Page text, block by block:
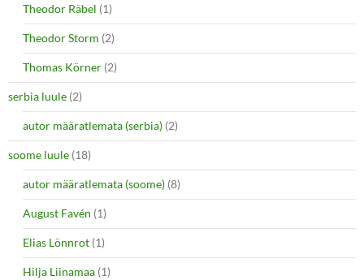
Theodor Räbel (1)
Theodor Storm (2)
Thomas Körner (2)
serbia luule (2)
autor määratlemata (serbia) (2)
soome luule (18)
autor määratlemata (soome) (8)
August Favén (1)
Elias Lönnrot (1)
Hilja Liinamaa (1)